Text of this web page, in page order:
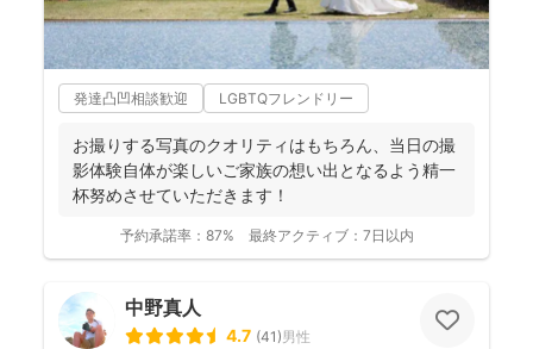
発達凸凹相談歓迎 LGBTQフレンドリー
お撮りする写真のクオリティはもちろん、当日の撮
影体験自体が楽しいご家族の想い出となるよう精一
杯努めさせていただきます！
予約承諾率： 87% 最終アクティブ： 7日以内
中野真人
4.7 (41)男性